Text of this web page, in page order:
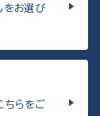
をお選び
ちらをご